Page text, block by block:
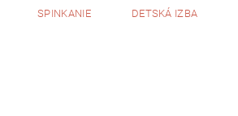
SPINKANIE DETSKÁ IZBA